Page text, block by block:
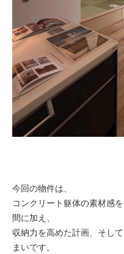
今回の物件は、
コンクリート躯体の素材感
間に加え、
収納力を高めた計画、そし
まいです。